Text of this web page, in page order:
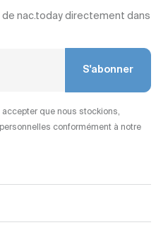
nac.today directement dans
S'abonner
accepter que nous stockions,
conformément à notre